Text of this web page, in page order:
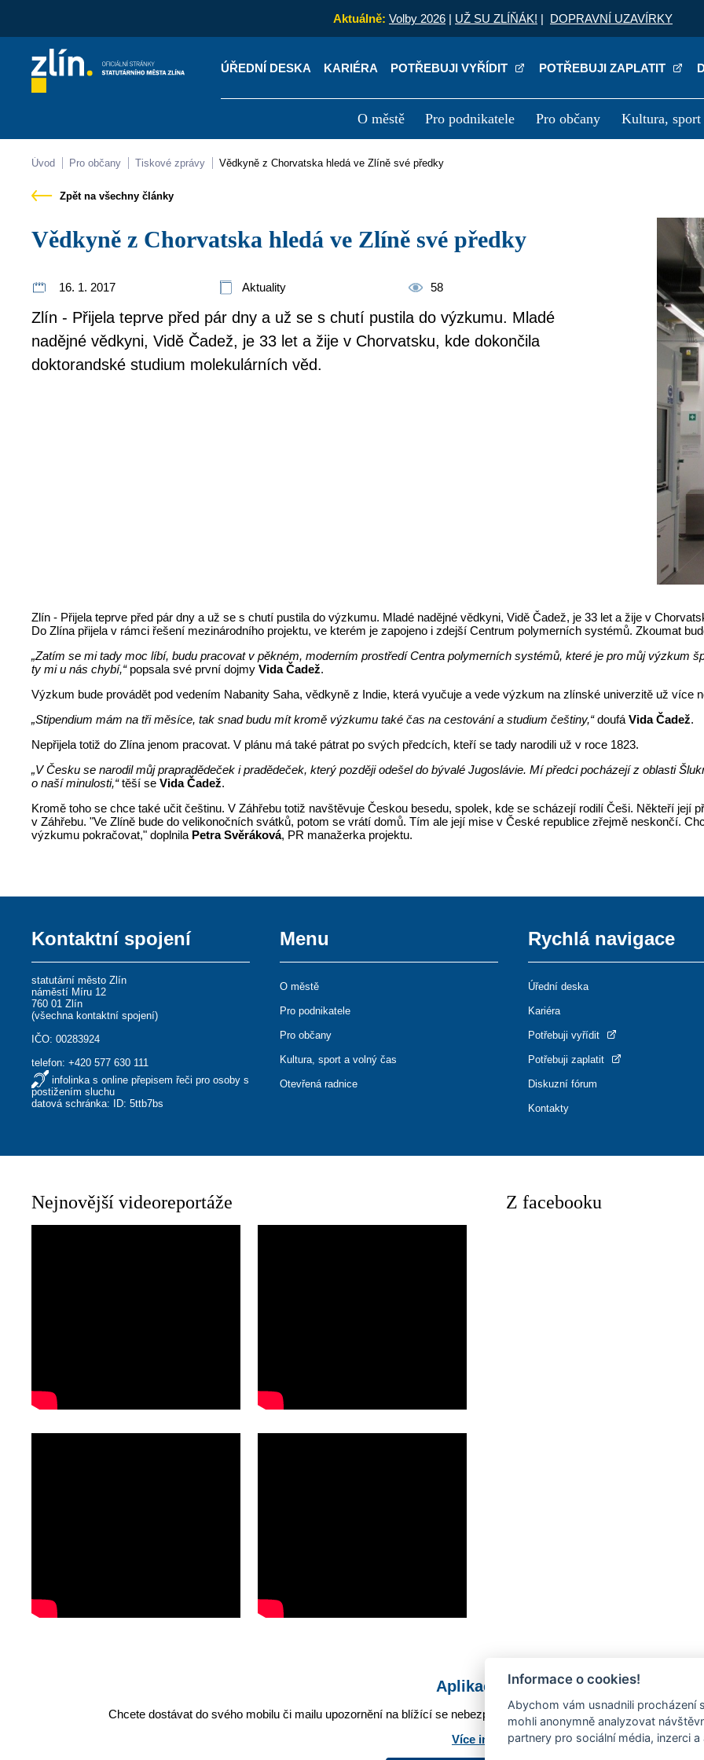
Aktuálně: Volby 2026 | UŽ SU ZLÍŇÁK! | DOPRAVNÍ UZAVÍRKY
ÚŘEDNÍ DESKA KARIÉRA POTŘEBUJI VYŘÍDIT POTŘEBUJI ZAPLATIT
O městě Pro podnikatele Pro občany Kultura, sport
Kontakty Úřední deska
Úvod Pro občany Tiskové zprávy Vědkyně z Chorvatska hledá ve Zlíně své předky
Zpět na všechny články
Vědkyně z Chorvatska hledá ve Zlíně své předky
16. 1. 2017 Aktuality 58
Zlín - Přijela teprve před pár dny a už se s chutí pustila do výzkumu. Mladé
nadějné vědkyni, Vidě Čadež, je 33 let a žije v Chorvatsku, kde dokončila
doktorandské studium molekulárních věd.
Zlín - Přijela teprve před pár dny a už se s chutí pustila do výzkumu. Mladé nadějné vědkyni, Vidě Čadež, je 33 let a žije v
Do Zlína přijela v rámci řešení mezinárodního projektu, ve kterém je zapojeno i zdejší Centrum polymerních systémů. Zkoumat
„Zatím se mi tady moc líbí, budu pracovat v pěkném, moderním prostředí Centra polymerních systémů, které je pro můj výzkum
ty mi u nás chybí,“popsala své první dojmyVida Čadež.
Výzkum bude provádět pod vedením Nabanity Saha, vědkyně z Indie, která vyučuje a vede výzkum na zlínské univerzitě už více
„Stipendium mám na tři měsíce, tak snad budu mít kromě výzkumu také čas na cestování a studium češtiny,“doufáVida Čadež.
Nepřijela totiž do Zlína jenom pracovat. V plánu má také pátrat po svých předcích, kteří se tady narodili už v roce 1823.
„V Česku se narodil můj prapradědeček i pradědeček, který později odešel do bývalé Jugoslávie. Mí předci pocházejí z oblasti
o naší minulosti,“těší seVida Čadež.
Kromě toho se chce také učit češtinu. V Záhřebu totiž navštěvuje Českou besedu, spolek, kde se scházejí rodilí Češi. Někteří její
v Záhřebu. "Ve Zlíně bude do velikonočních svátků, potom se vrátí domů. Tím ale její mise v České republice zřejmě neskončí.
výzkumu pokračovat," doplnila Petra Svěráková, PR manažerka projektu.
Kontaktní spojení
statutární město Zlín
náměstí Míru 12
760 01 Zlín
(všechna kontaktní spojení)
IČO: 00283924
telefon:+420 577 630 111
infolinka s online přepisem řeči pro osoby s
postižením sluchu
datová schránka: ID: 5ttb7bs
Menu
O městě
Pro podnikatele
Pro občany
Kultura, sport a volný čas
Otevřená radnice
Rychlá navigace
Úřední deska
Kariéra
Potřebuji vyřídit
Potřebuji zaplatit
Diskuzní fórum
Kontakty
Nejnovější videoreportáže Z facebooku
Aplikace Mobilní rozhlas
Chcete dostávat do svého mobilu či mailu upozornění na blížící se nebezpečí, odstávky, poruchy a výpadky
Více informací o aplikaci
Informace o cookies!
Abychom vám usnadnili procházení
mohli anonymně analyzovat
partnery pro sociální média, inzerci a